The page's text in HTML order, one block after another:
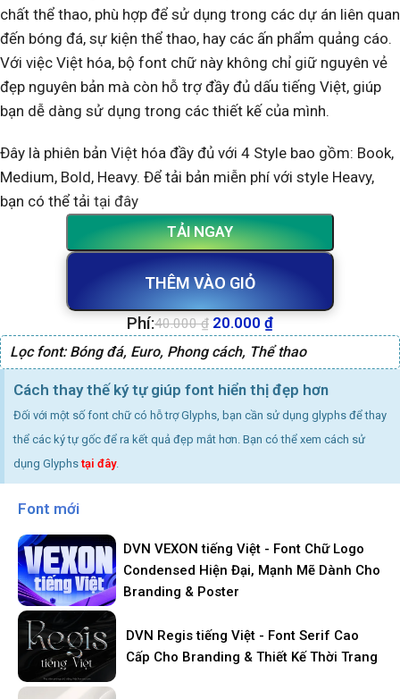
chất thể thao, phù hợp để sử dụng trong các dự án liên quan
đến bóng đá, sự kiện thể thao, hay các ấn phẩm quảng cáo.
Với việc Việt hóa, bộ font chữ này không chỉ giữ nguyên vẻ
đẹp nguyên bản mà còn hỗ trợ đầy đủ dấu tiếng Việt, giúp
bạn dễ dàng sử dụng trong các thiết kế của mình.
Đây là phiên bản Việt hóa đầy đủ với 4 Style bao gồm: Book,
Medium, Bold, Heavy. Để tải bản miễn phí với style Heavy,
bạn có thể tải tại đây
THÊM VÀO GIỎ
TẢI NGAY
Phí:40.000₫ 20.000 ₫
Lọc font: Bóng đá, Euro, Phong cách, Thể thao
Cách thay thế ký tự giúp font hiển thị đẹp hơn
Đối với một số font chữ có hỗ trợ Glyphs, bạn cần sử dụng glyphs để thay
thể các ký tự gốc để ra kết quả đẹp mắt hơn. Bạn có thể xem cách sử
dụng Glyphs tại đây.
Font mới
DVN VEXON tiếng Việt - Font Chữ Logo
Condensed Hiện Đại, Mạnh Mẽ Dành Cho
Branding & Poster
DVN Regis tiếng Việt - Font Serif Cao
Cấp Cho Branding & Thiết Kế Thời Trang